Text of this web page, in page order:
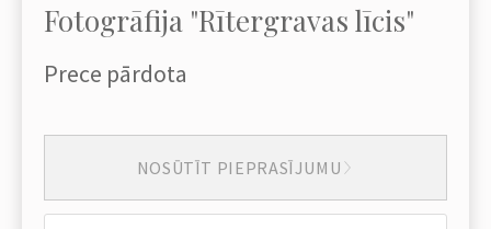
Fotogrāfija "Rītergravas līcis"
Prece pārdota
NOSŪTĪT PIEPRASĪJUMU